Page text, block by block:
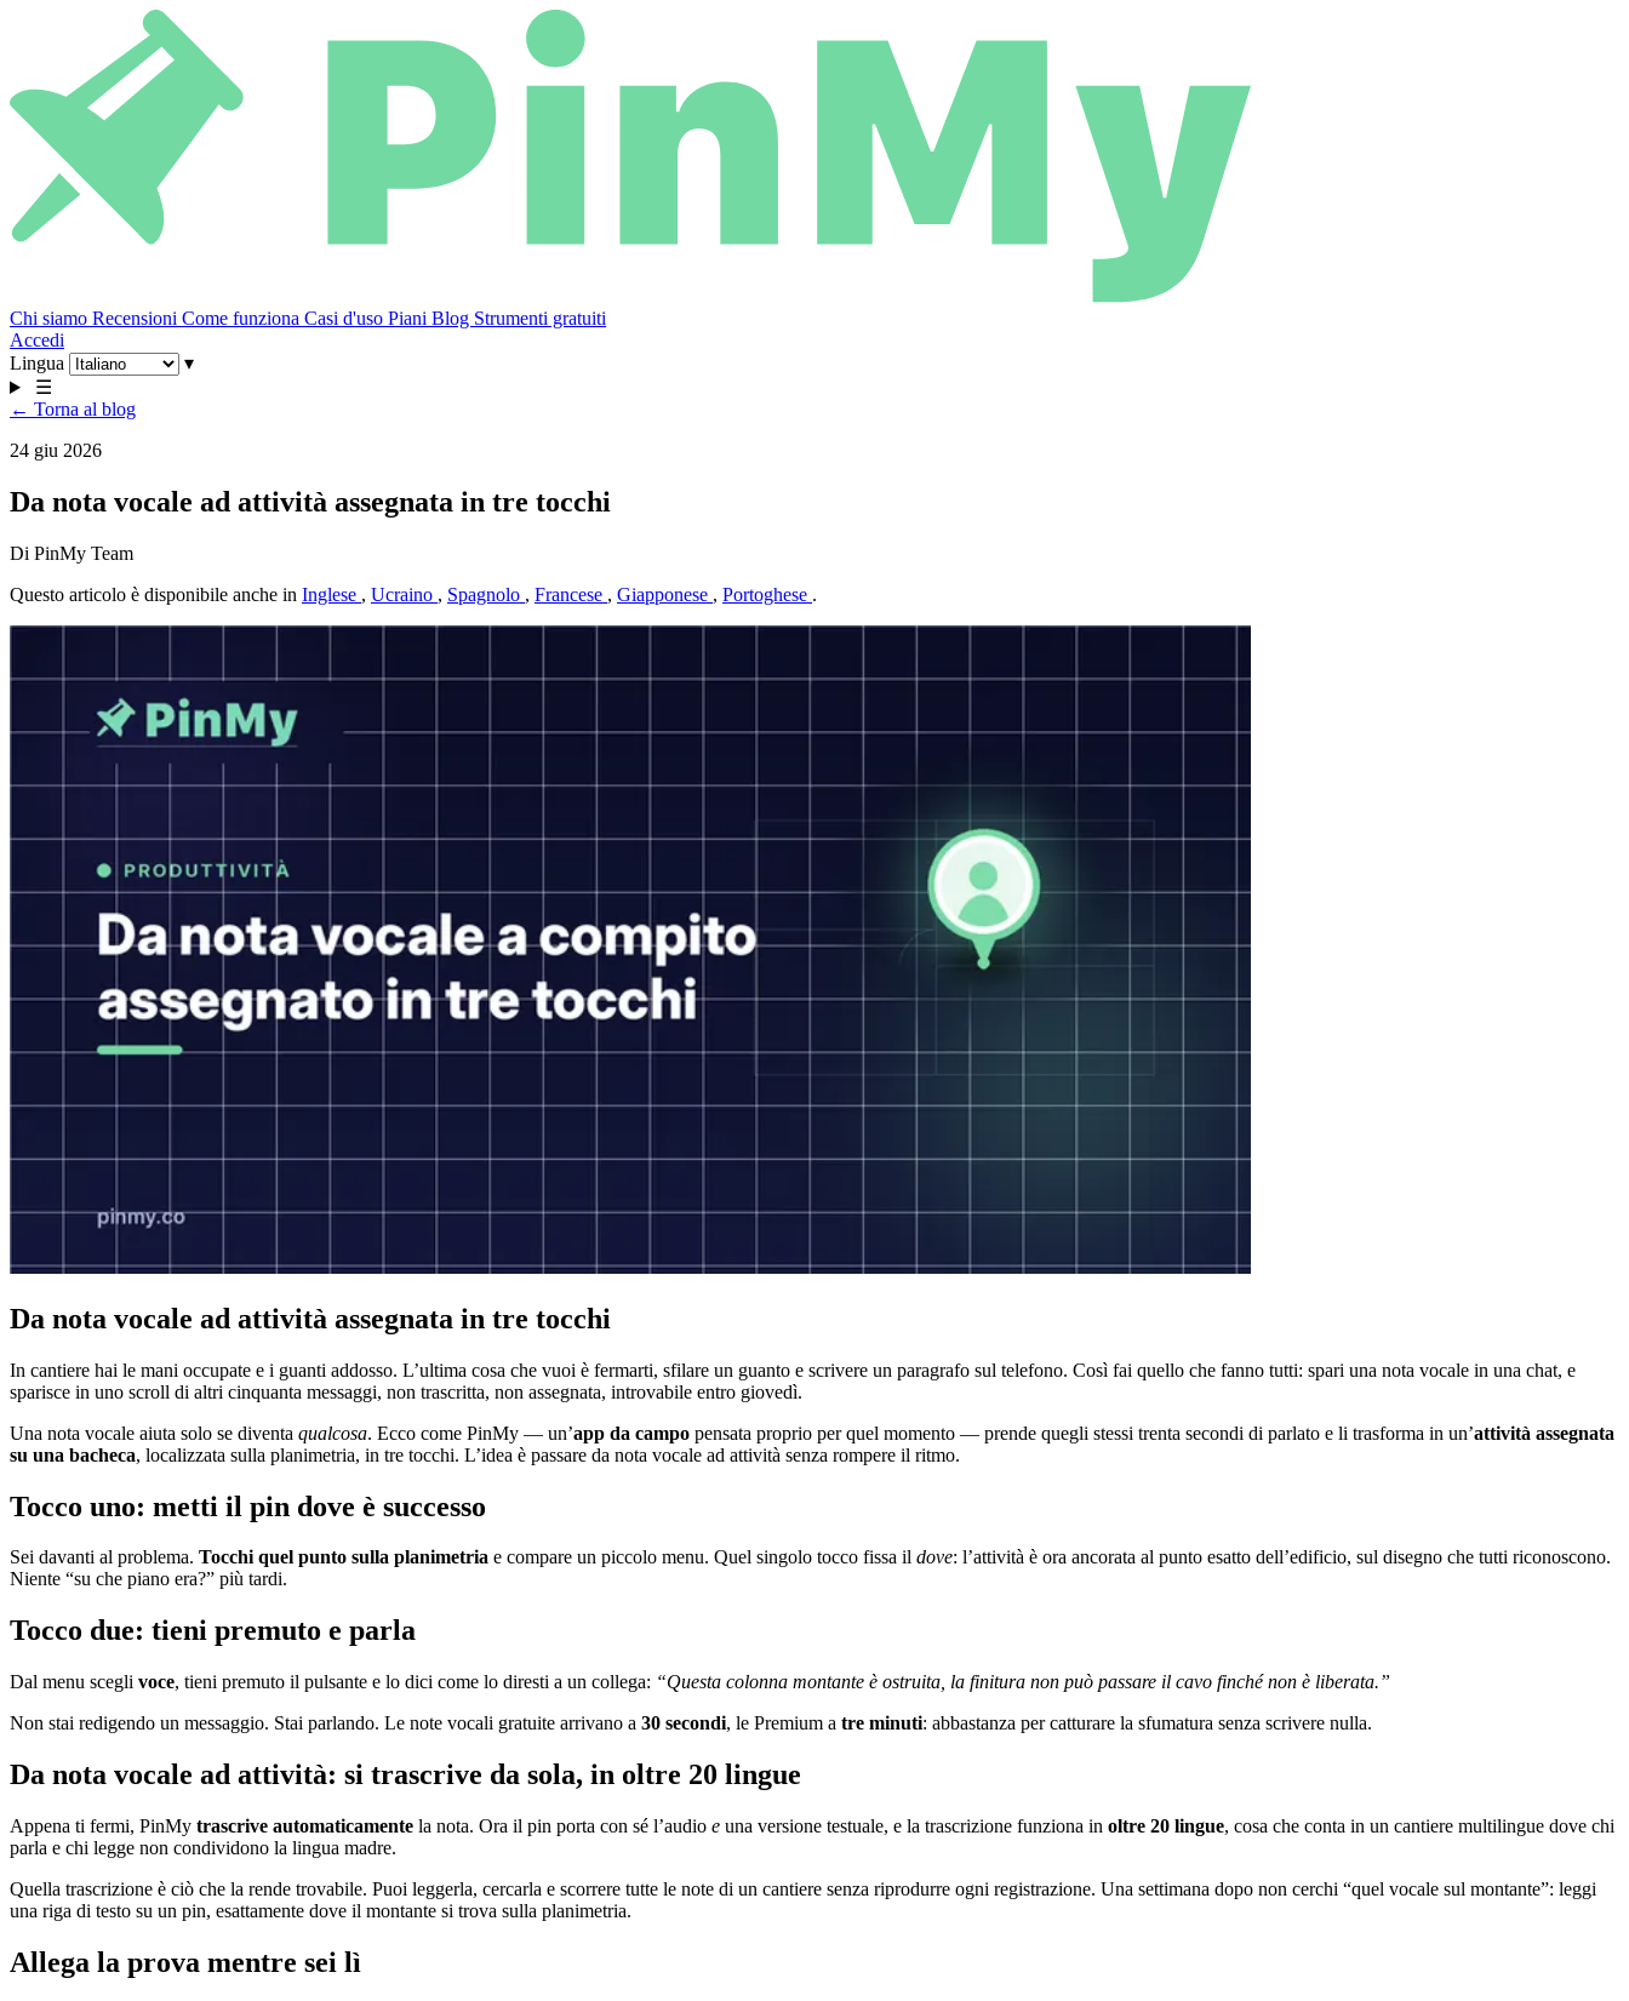
Chi siamo Recensioni Come funziona Casi d'uso Piani Blog Strumenti gratuiti
Accedi
Lingua
▾
☰
← Torna al blog
24 giu 2026
Da nota vocale ad attività assegnata in tre tocchi
Di PinMy Team
Questo articolo è disponibile anche in Inglese , Ucraino , Spagnolo , Francese , Giapponese , Portoghese .
Da nota vocale ad attività assegnata in tre tocchi
In cantiere hai le mani occupate e i guanti addosso. L’ultima cosa che vuoi è fermarti, sfilare un guanto e scrivere un paragrafo sul telefono. Così fai quello che fanno tutti: spari una nota vocale in una chat, e
sparisce in uno scroll di altri cinquanta messaggi, non trascritta, non assegnata, introvabile entro giovedì.
Una nota vocale aiuta solo se diventa qualcosa. Ecco come PinMy — un’app da campo pensata proprio per quel momento — prende quegli stessi trenta secondi di parlato e li trasforma in un’attività assegnata
su una bacheca, localizzata sulla planimetria, in tre tocchi. L’idea è passare da nota vocale ad attività senza rompere il ritmo.
Tocco uno: metti il pin dove è successo
Sei davanti al problema. Tocchi quel punto sulla planimetria e compare un piccolo menu. Quel singolo tocco fissa il dove: l’attività è ora ancorata al punto esatto dell’edificio, sul disegno che tutti riconoscono.
Niente “su che piano era?” più tardi.
Tocco due: tieni premuto e parla
Dal menu scegli voce, tieni premuto il pulsante e lo dici come lo diresti a un collega: “Questa colonna montante è ostruita, la finitura non può passare il cavo finché non è liberata.”
Non stai redigendo un messaggio. Stai parlando. Le note vocali gratuite arrivano a 30 secondi, le Premium a tre minuti: abbastanza per catturare la sfumatura senza scrivere nulla.
Da nota vocale ad attività: si trascrive da sola, in oltre 20 lingue
Appena ti fermi, PinMy trascrive automaticamente la nota. Ora il pin porta con sé l’audio e una versione testuale, e la trascrizione funziona in oltre 20 lingue, cosa che conta in un cantiere multilingue dove chi
parla e chi legge non condividono la lingua madre.
Quella trascrizione è ciò che la rende trovabile. Puoi leggerla, cercarla e scorrere tutte le note di un cantiere senza riprodurre ogni registrazione. Una settimana dopo non cerchi “quel vocale sul montante”: leggi
una riga di testo su un pin, esattamente dove il montante si trova sulla planimetria.
Allega la prova mentre sei lì